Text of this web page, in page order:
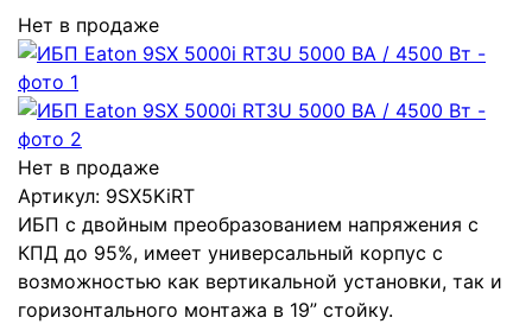
Нет в продаже
Нет в продаже
Артикул: 9SX5KiRT
ИБП с двойным преобразованием напряжения с
КПД до 95%, имеет универсальный корпус с
возможностью как вертикальной установки, так и
горизонтального монтажа в 19” стойку.